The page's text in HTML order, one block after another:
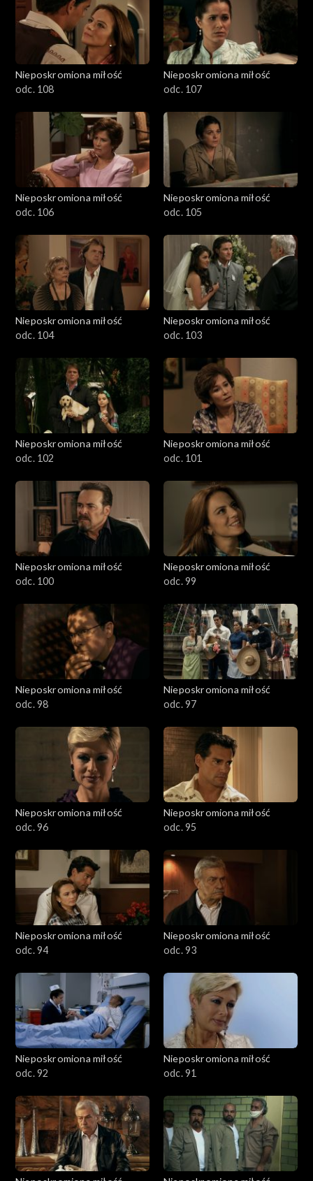
Nieposkromiona miłość
odc. 108
Nieposkromiona miłość
odc. 107
Nieposkromiona miłość
odc. 106
Nieposkromiona miłość
odc. 105
Nieposkromiona miłość
odc. 104
Nieposkromiona miłość
odc. 103
Nieposkromiona miłość
odc. 102
Nieposkromiona miłość
odc. 101
Nieposkromiona miłość
odc. 100
Nieposkromiona miłość
odc. 99
Nieposkromiona miłość
odc. 98
Nieposkromiona miłość
odc. 97
Nieposkromiona miłość
odc. 96
Nieposkromiona miłość
odc. 95
Nieposkromiona miłość
odc. 94
Nieposkromiona miłość
odc. 93
Nieposkromiona miłość
odc. 92
Nieposkromiona miłość
odc. 91